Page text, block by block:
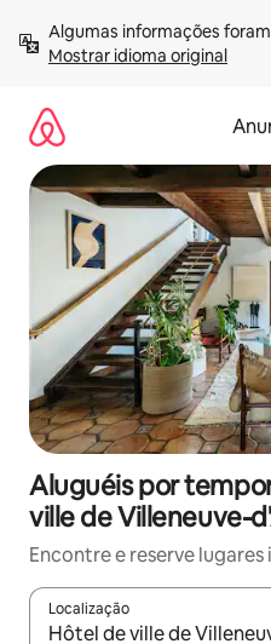
para
Mostrar idioma original
Aluguéis por
ville de Villeneuve-
Encontre e reserve
Localização
Quando os resultados